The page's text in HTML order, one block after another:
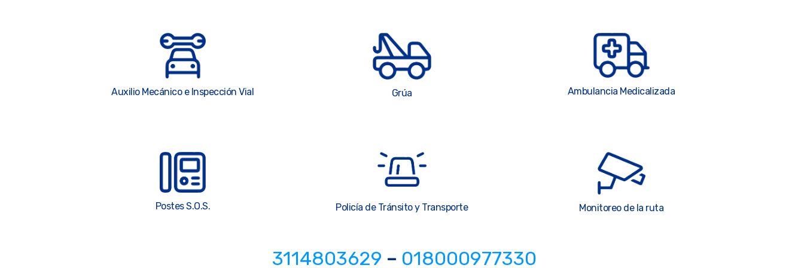
Auxilio Mecánico e Inspección Vial Grúa Ambulancia Medicalizada
Postes S.O.S. Policía de Tránsito y Transporte Monitoreo de la ruta
3114803629 – 018000977330